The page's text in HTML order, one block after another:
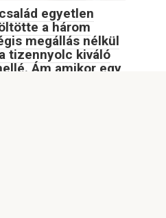
egyetlen
a három
megállás nélkül
tizennyolc kiváló
Ám amikor egy